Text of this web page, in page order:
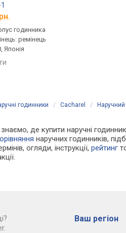
годинника
ремінець
Японія
годинники / Cacharel /
де купити наручні
наручних годинників,
огляди, інструкції,рейтинг
Ваш регіон